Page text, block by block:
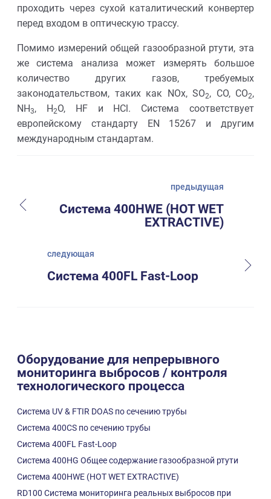
проходить через сухой каталитический конвертер
перед входом в оптическую трассу.
Помимо измерений общей газообразной ртути, эта
же система анализа может измерять большое
количество других газов, требуемых
законодательством, таких как NOx, SO2, CO, CO2,
NH3, H2O, HF и HCl. Система соответствует
европейскому стандарту EN 15267 и другим
международным стандартам.
предыдущая
Система 400HWE (HOT WET
EXTRACTIVE)
следующая
Система 400FL Fast-Loop
Оборудование для непрерывного
мониторинга выбросов / контроля
технологического процесса
Система UV & FTIR DOAS по сечению трубы
Система 400CS по сечению трубы
Система 400FL Fast-Loop
Система 400HG Общее содержание газообразной ртути
Система 400HWE (HOT WET EXTRACTIVE)
RD100 Система мониторинга реальных выбросов при